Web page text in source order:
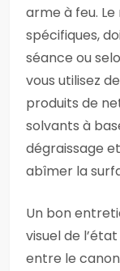
arme à feu.
spécifiques,
séance ou
vous utilisez
produits de
solvants à
dégraissage
abîmer la
Un bon
visuel de
entre le